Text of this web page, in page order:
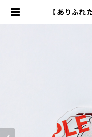
【ありふれ